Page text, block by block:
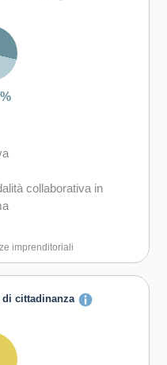
collaborativa in
efficacemente con
le loro idee, di
imprenditoriali
di cittadinanza